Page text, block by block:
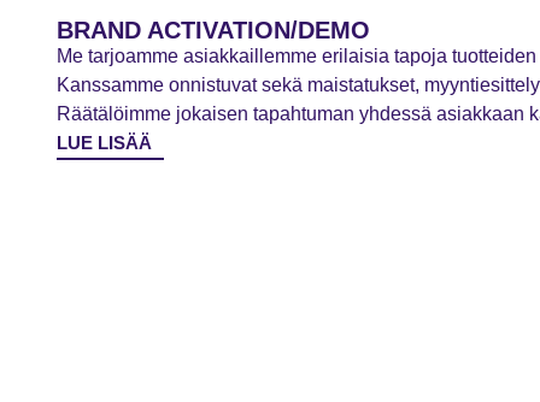
BRAND ACTIVATION/DEMO
Me tarjoamme asiakkaillemme erilaisia tapoja
Kanssamme onnistuvat sekä maistatukset,
Räätälöimme jokaisen tapahtuman yhdessä asiakkaan
LUE LISÄÄ